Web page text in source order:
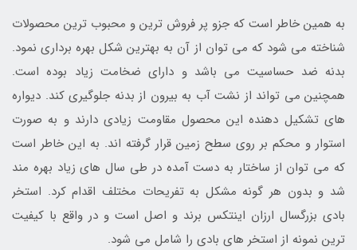
به همین خاطر است که جزو پر فروش ترین و محبوب ترین محصولات
شناخته می شود که می توان از آن به بهترین شکل بهره برداری نمود.
بدنه ضد حساسیت می باشد و دارای ضخامت زیاد بوده است.
همچنین می تواند از نشت آب به بیرون از بدنه جلوگیری کند. دیواره
های تشکیل دهنده این محصول مقاومت زیادی دارند و به صورت
استوار و محکم بر روی سطح زمین قرار گرفته اند. به این خاطر است
که می توان از ساختار به دست آمده در طی سال های زیاد بهره مند
شد و بدون هر گونه مشکل به تفریحات مختلف اقدام کرد. استخر
بادی بزرگسال ارزان اینتکس برند و اصل است و در واقع با کیفیت
ترین نمونه از استخر های بادی را شامل می شود.